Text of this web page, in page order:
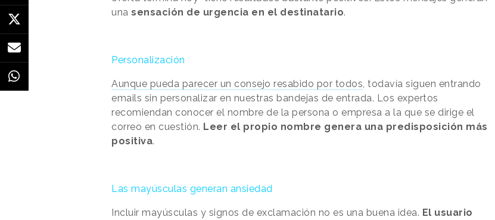
una sensación de urgencia en el destinatario.
Personalización
Aunque pueda parecer un consejo resabido por todos , todavía siguen entrando
emails sin personalizar en nuestras bandejas de entrada. Los expertos
recomiendan conocer el nombre de la persona o empresa a la que se dirige el
correo en cuestión. Leer el propio nombre genera una predisposición más
positiva.
Las mayúsculas generan ansiedad
Incluir mayúsculas y signos de exclamación no es una buena idea. El usuario